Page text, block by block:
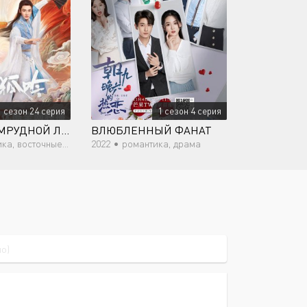
сезон 24 серия
ПЕСНЬ ИЗУМРУДНОЙ ЛИСЫ
единоборства, фэнтези
1 сезон 4 серия
ВЛЮБЛЕННЫЙ ФАНАТ
2022 • романтика, драма